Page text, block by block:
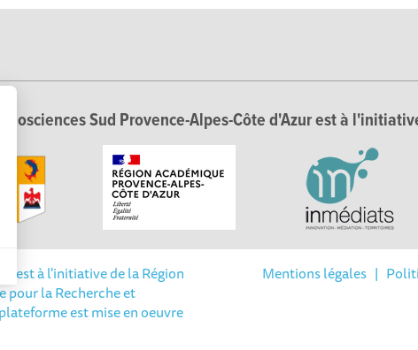
Options
de confidentialité, en garantissant la conformité avec
Echosciences Sud Provence-Alpes-Côte d'Azur est à
est à l'initiative de la Région
pour la Recherche et
est mise en oeuvre
Mentions légales|